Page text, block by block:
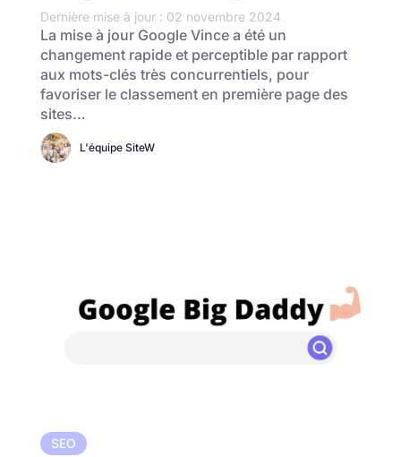
Dernière mise à jour : 02 novembre 2024
La mise à jour Google Vince a été un
changement rapide et perceptible par rapport
aux mots-clés très concurrentiels, pour
favoriser le classement en première page des
sites…
L'équipe SiteW
SEO